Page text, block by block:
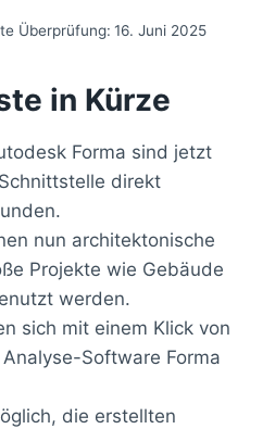
Überprüfung: 16. Juni 2025
in Kürze
Forma sind jetzt
direkt
nun architektonische
Projekte wie Gebäude
werden.
sich mit einem Klick von
Software Forma
die erstellten